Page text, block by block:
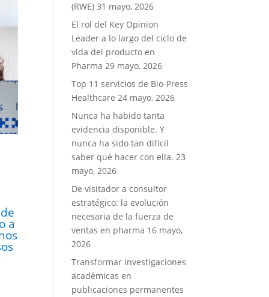
a
(RWE) 31 mayo, 2026
El rol del Key Opinion
Leader a lo largo del ciclo de
vida del producto en
Pharma 29 mayo, 2026
Top 11 servicios de Bio-Press
Healthcare 24 mayo, 2026
Nunca ha habido tanta
evidencia disponible. Y
nunca ha sido tan difícil
saber qué hacer con ella. 23
mayo, 2026
De visitador a consultor
estratégico: la evolución
necesaria de la fuerza de
ventas en pharma 16 mayo,
2026
Transformar investigaciones
académicas en
publicaciones permanentes